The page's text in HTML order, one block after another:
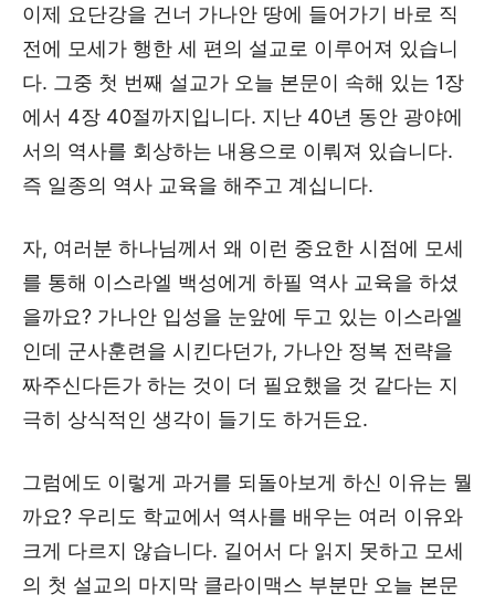
이제 요단강을 건너 가나안 땅에 들어가기 바로 직
전에 모세가 행한 세 편의 설교로 이루어져 있습니
다. 그중 첫 번째 설교가 오늘 본문이 속해 있는 1장
에서 4장 40절까지입니다. 지난 40년 동안 광야에
서의 역사를 회상하는 내용으로 이뤄져 있습니다.
즉 일종의 역사 교육을 해주고 계십니다.
자, 여러분 하나님께서 왜 이런 중요한 시점에 모세
를 통해 이스라엘 백성에게 하필 역사 교육을 하셨
을까요? 가나안 입성을 눈앞에 두고 있는 이스라엘
인데 군사훈련을 시킨다던가, 가나안 정복 전략을
짜주신다든가 하는 것이 더 필요했을 것 같다는 지
극히 상식적인 생각이 들기도 하거든요.
그럼에도 이렇게 과거를 되돌아보게 하신 이유는 뭘
까요? 우리도 학교에서 역사를 배우는 여러 이유와
크게 다르지 않습니다. 길어서 다 읽지 못하고 모세
의 첫 설교의 마지막 클라이맥스 부분만 오늘 본문